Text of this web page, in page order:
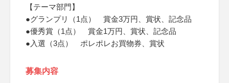
【テーマ部門】
●グランプリ（1点） 賞金3万円、賞状、記念品
●優秀賞（1点） 賞金1万円、賞状、記念品
●入選（3点） ポレポレお買物券、賞状
募集内容